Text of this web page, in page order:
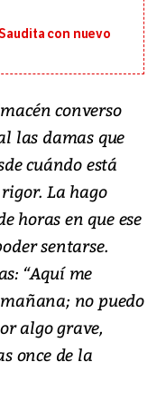
con nuevo
converso
las damas que
cuándo está
La hago
horas en que ese
sentarse.
“Aquí me
no puedo
algo grave,
once de la